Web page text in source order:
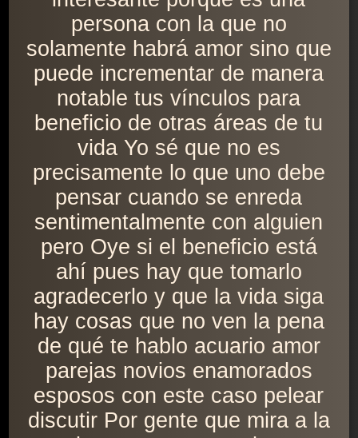
persona con la que no
solamente habrá amor sino que
puede incrementar de manera
notable tus vínculos para
beneficio de otras áreas de tu
vida Yo sé que no es
precisamente lo que uno debe
pensar cuando se enreda
sentimentalmente con alguien
pero Oye si el beneficio está
ahí pues hay que tomarlo
agradecerlo y que la vida siga
hay cosas que no ven la pena
de qué te hablo acuario amor
parejas novios enamorados
esposos con este caso pelear
discutir Por gente que mira a la